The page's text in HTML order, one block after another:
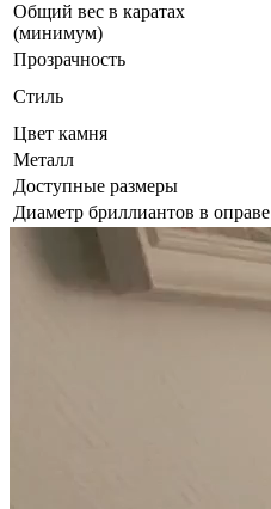
Общий вес в каратах
(минимум)
Прозрачность
Стиль
Цвет камня
Металл
Доступные размеры
Диаметр бриллиантов в оправе